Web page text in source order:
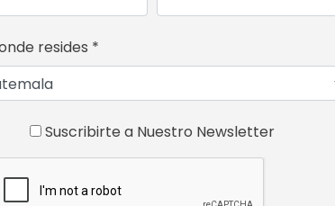
resides *
Suscribirte a Nuestro Newsletter